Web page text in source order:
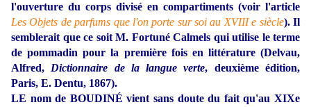
l'ouverture du corps divisé en compartiments (voir l'article
Les Objets de parfums que l'on porte sur soi au XVIII e siècle). Il
semblerait que ce soit M. Fortuné Calmels qui utilise le terme
de pommadin pour la première fois en littérature (Delvau,
Alfred, Dictionnaire de la langue verte, deuxième édition,
Paris, E. Dentu, 1867).
LE nom de BOUDINÉ vient sans doute du fait qu'au XIXe